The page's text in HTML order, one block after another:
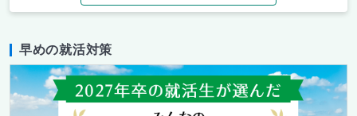
早めの就活対策